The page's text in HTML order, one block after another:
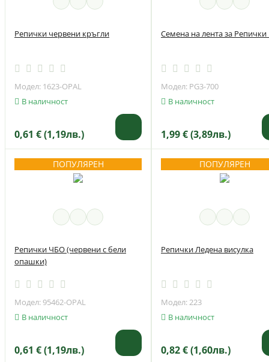
Репички червени кръгли
Модел: 1623-OPAL
В наличност
0,61 € (1,19лв.)
Семена на лента за
Модел: PG3-700
В наличност
1,99 € (3,89лв.)
ПОПУЛЯРЕН
Репички ЧБО (червени с бели
опашки)
Модел: 95462-OPAL
В наличност
0,61 € (1,19лв.)
ПОПУЛЯРЕН
Репички Ледена висулка
Модел: 223
В наличност
0,82 € (1,60лв.)